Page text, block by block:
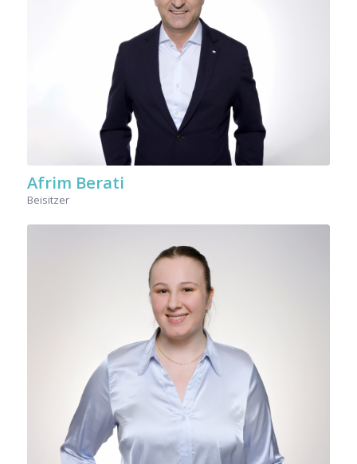
Afrim Berati
Beisitzer